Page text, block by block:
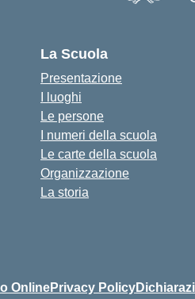
La Scuola
Presentazione
I luoghi
Le persone
I numeri della scuola
Le carte della scuola
Organizzazione
La storia
OnlinePrivacy Policy